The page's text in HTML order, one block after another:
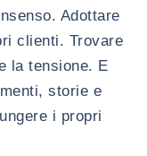
Adottare
clienti. Trovare
la tensione. E
storie e
i propri